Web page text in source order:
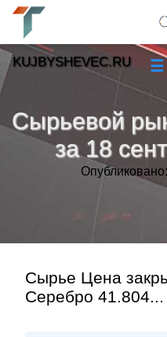
Сырьевой
за 18
Сырье Цена
Серебро 41.804...
KUJBYSHEVEC.RU ☰
»
Тренды новостей »
»
Контакт»